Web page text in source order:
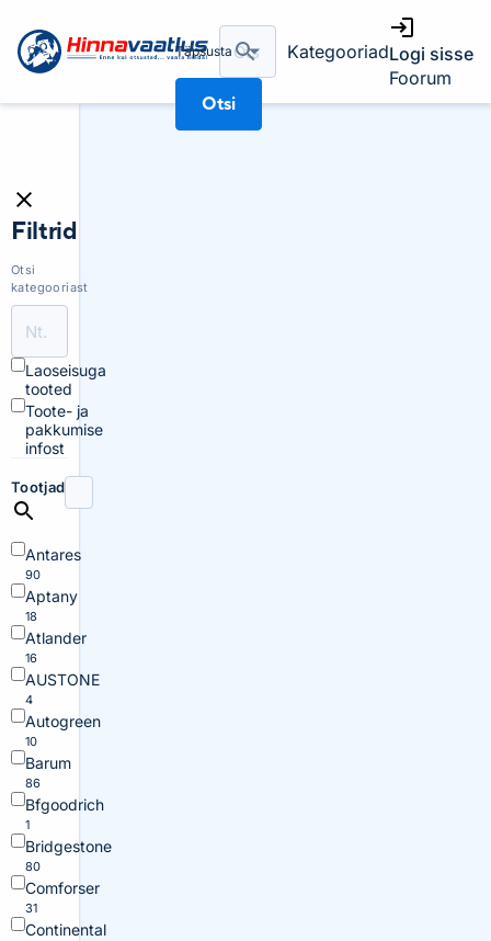
Täpsusta
Otsi
KategooriadLogi sisse
Foorum
Filtrid
Otsi
kategooriast
Laoseisuga
tooted
Toote- ja
pakkumise
infost
Tootjad
Antares
90
Aptany
18
Atlander
16
AUSTONE
4
Autogreen
10
Barum
86
Bfgoodrich
1
Bridgestone
80
Comforser
31
Continental